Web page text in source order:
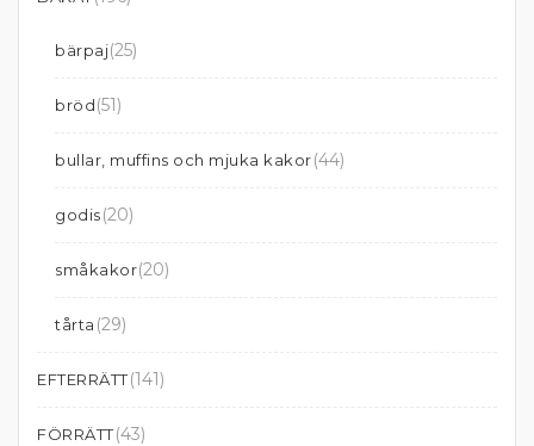
bärpaj(25)
bröd(51)
bullar, muffins och mjuka kakor(44)
godis(20)
småkakor(20)
tårta (29)
EFTERRÄTT(141)
FÖRRÄTT(43)